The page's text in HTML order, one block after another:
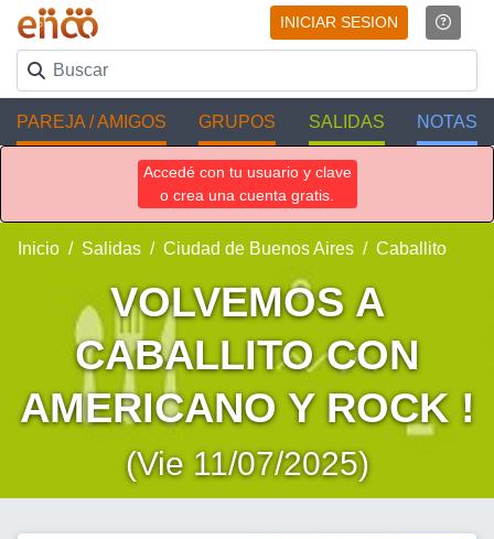
INICIAR SESION
PAREJA / AMIGOS GRUPOS SALIDAS NOTAS
Accedé con tu usuario y clave
o crea una cuenta gratis.
Inicio Salidas Ciudad de Buenos Aires Caballito
VOLVEMOS A
CABALLITO CON
AMERICANO Y ROCK !
(Vie 11/07/2025)